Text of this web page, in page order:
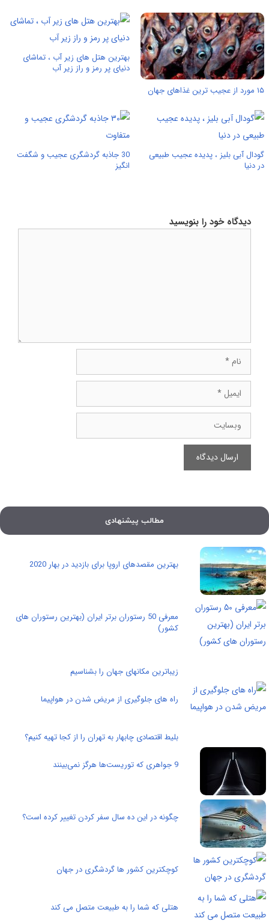
۱۵ مورد از عجیب ترین غذاهای جهان
بهترین هتل های زیر آب ، تماشای
دنیای پر رمز و راز زیر آب
گودال آبی بلیز ، پدیده عجیب طبیعی
در دنیا
30 جاذبه گردشگری عجیب و شگفت
انگیز
دیدگاه خود را بنویسید
ایمیل
وبسایت
مطالب پیشنهادی
بهترین مقصدهای اروپا برای بازدید در بهار 2020
معرفی 50 رستوران برتر ایران (بهترین رستوران های
کشور)
زیباترین مکانهای جهان را بشناسیم
راه های جلوگیری از مریض شدن در هواپیما
بلیط اقتصادی چابهار به تهران را از کجا تهیه کنیم؟
9 جواهری که توریست‌ها هرگز نمی‌بینند
چگونه در این ده سال سفر کردن تغییر کرده است؟
کوچکترین کشور ها گردشگری در جهان
هتلی که شما را به طبیعت متصل می کند